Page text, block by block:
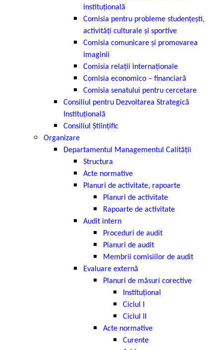
instituţională
Comisia pentru probleme studenţeşti,
activităţi culturale şi sportive
Comisia comunicare și promovarea
imaginii
Comisia relaţii internaţionale
Comisia economico – financiară
Comisia senatului pentru cercetare
Consiliul pentru Dezvoltarea Strategică
Instituțională
Consiliul Științific
Organizare
Departamentul Managementul Calității
Structura
Acte normative
Planuri de activitate, rapoarte
Planuri de activitate
Rapoarte de activitate
Audit intern
Proceduri de audit
Planuri de audit
Membrii comisiilor de audit
Evaluare externă
Planuri de măsuri corective
Instituțional
Ciclul I
Ciclul II
Acte normative
Curente